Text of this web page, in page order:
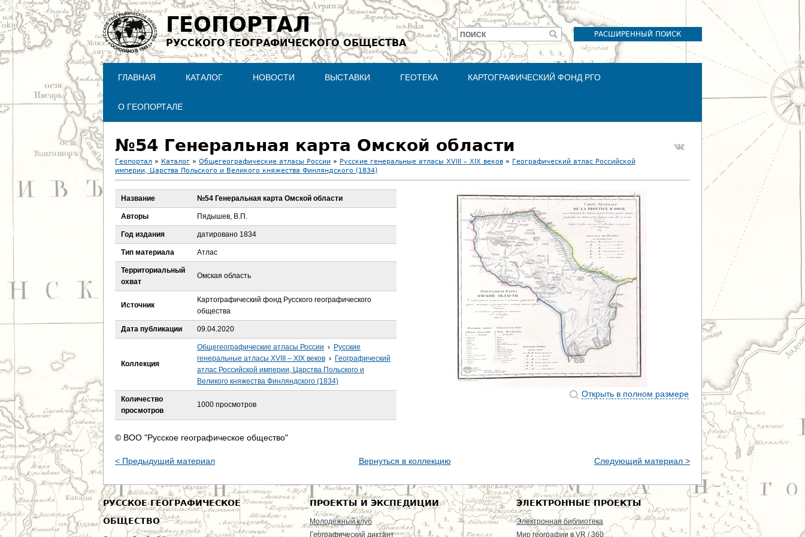
Jump to navigation
ГЕОПОРТАЛ
РУССКОГО ГЕОГРАФИЧЕСКОГО ОБЩЕСТВА
РАСШИРЕННЫЙ ПОИСК
Форма
поиска
ПОИСК
ГЛАВНАЯ КАТАЛОГ НОВОСТИ ВЫСТАВКИ ГЕОТЕКА КАРТОГРАФИЧЕСКИЙ ФОНД РГО
О ГЕОПОРТАЛЕ
№54 Генеральная карта Омской области
В
ы
з
д
ь
Геопортал » Каталог » Общегеографические атласы России » Русские генеральные атласы XVIII – XIX веков » Географический атлас Российской
империи, Царства Польского и Великого княжества Финляндского (1834)
Открыть в полном размере
Название №54 Генеральная карта Омской области
Авторы Пядышев, В.П.
Год издания датировано 1834
Тип материала Атлас
Территориальный
охват
Омская область
Источник
Картографический фонд Русского географического
общества
Дата публикации 09.04.2020
Коллекция
Общегеографические атласы России › Русские
генеральные атласы XVIII – XIX веков › Географический
атлас Российской империи, Царства Польского и
Великого княжества Финляндского (1834)
Количество
просмотров
1000 просмотров
© ВОО "Русское географическое общество"
< Предыдущий материал Вернуться в коллекцию Следующий материал >
РУССКОЕ ГЕОГРАФИЧЕСКОЕ
ОБЩЕСТВО
ПРОЕКТЫ И ЭКСПЕДИЦИИ
Молодежный клуб
Географический диктант
ЭЛЕКТРОННЫЕ ПРОЕКТЫ
Электронная библиотека
Мир географии в VR / 360